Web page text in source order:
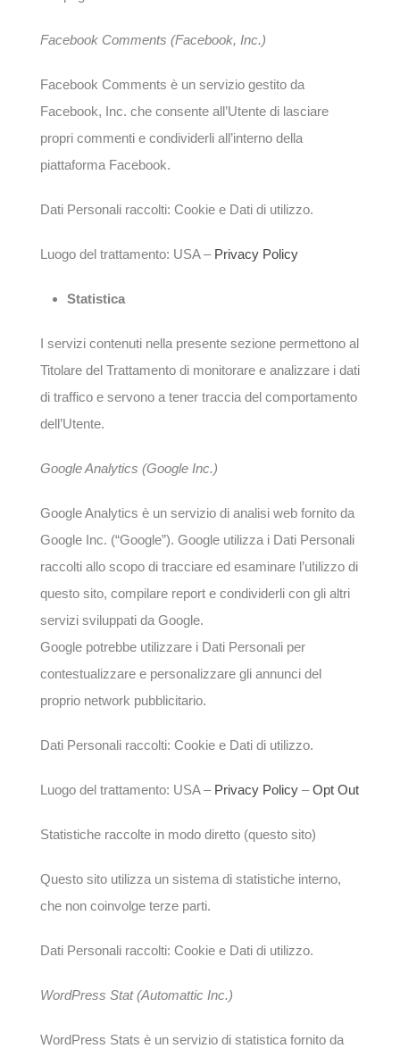
Facebook Comments (Facebook, Inc.)
Facebook Comments è un servizio gestito da
Facebook, Inc. che consente all’Utente di lasciare
propri commenti e condividerli all’interno della
piattaforma Facebook.
Dati Personali raccolti: Cookie e Dati di utilizzo.
Luogo del trattamento: USA – Privacy Policy
Statistica
I servizi contenuti nella presente sezione permettono al
Titolare del Trattamento di monitorare e analizzare i dati
di traffico e servono a tener traccia del comportamento
dell’Utente.
Google Analytics (Google Inc.)
Google Analytics è un servizio di analisi web fornito da
Google Inc. (“Google”). Google utilizza i Dati Personali
raccolti allo scopo di tracciare ed esaminare l’utilizzo di
questo sito, compilare report e condividerli con gli altri
servizi sviluppati da Google.
Google potrebbe utilizzare i Dati Personali per
contestualizzare e personalizzare gli annunci del
proprio network pubblicitario.
Dati Personali raccolti: Cookie e Dati di utilizzo.
Luogo del trattamento: USA – Privacy Policy –Opt Out
Statistiche raccolte in modo diretto (questo sito)
Questo sito utilizza un sistema di statistiche interno,
che non coinvolge terze parti.
Dati Personali raccolti: Cookie e Dati di utilizzo.
WordPress Stat (Automattic Inc.)
WordPress Stats è un servizio di statistica fornito da